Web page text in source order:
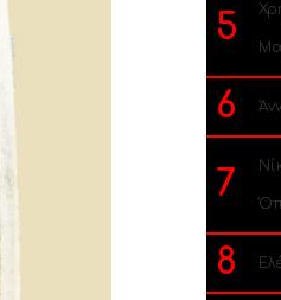
5
6
7
8